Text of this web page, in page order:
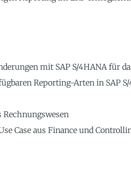
mit SAP S/4HANA für
Reporting-Arten in SAP
Case aus Finance und